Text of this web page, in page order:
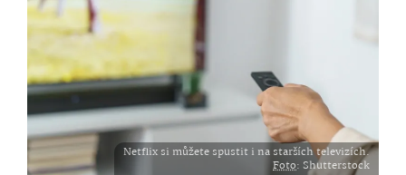
Netflix si můžete spustit i na starších televizích.
Foto: Shutterstock